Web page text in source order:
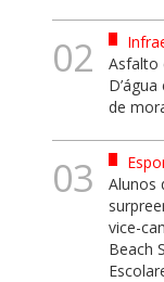
02
Asfalto
de
03
Alunos
vice-
Beach